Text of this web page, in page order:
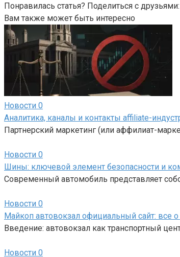
Понравилась статья? Поделиться с друзьями:
Вам также может быть интересно
Новости 0
Аналитика, каналы и контакты affiliate-
Партнерский маркетинг (или аффилиат-
Новости 0
Шины: ключевой элемент безопасности и
Современный автомобиль представляет
Новости 0
Майкоп автовокзал официальный сайт: все о
Введение: автовокзал как транспортный
Новости 0